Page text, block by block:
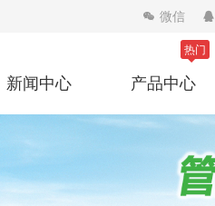
 微信 
新闻中心
热门
产品中心